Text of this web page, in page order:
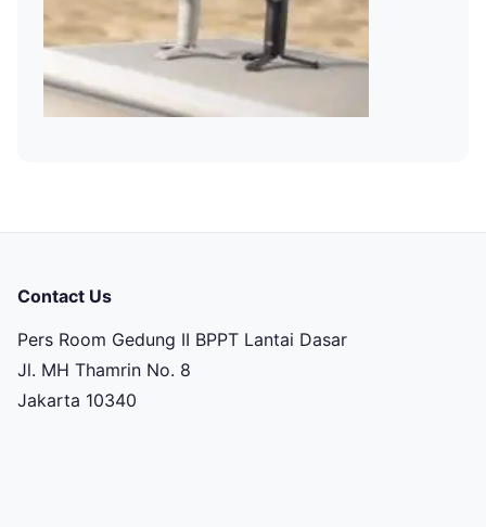
Contact Us
Pers Room Gedung II BPPT Lantai Dasar
Jl. MH Thamrin No. 8
Jakarta 10340